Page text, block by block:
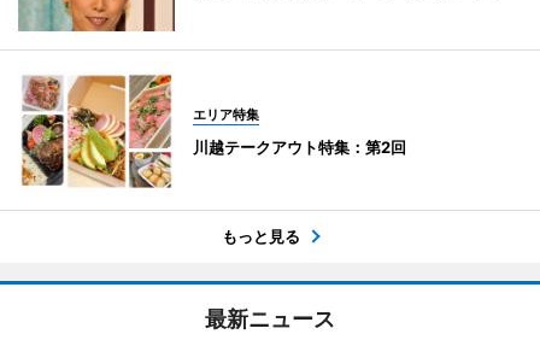
エリア特集
川越テークアウト特集：第2回
もっと見る
最新ニュース